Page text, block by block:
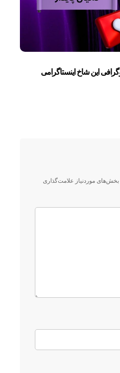
این شاخ اینستاگرامی
بخش‌های موردنیاز علامت‌گذاری